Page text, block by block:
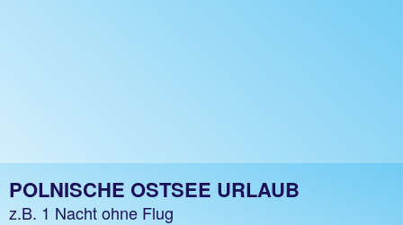
POLNISCHE OSTSEE URLAUB
z.B. 1 Nacht ohne Flug